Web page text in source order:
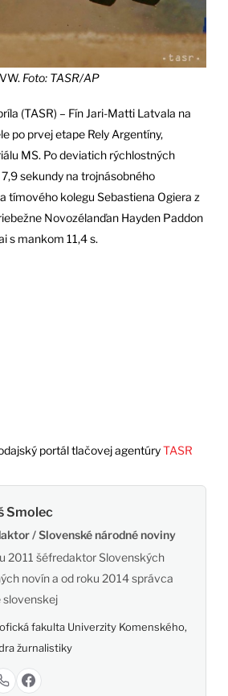
Foto: TASR/AP
(TASR) – Fín Jari-Matti Latvala na
po prvej etape Rely Argentíny,
MS. Po deviatich rýchlostných
sekundy na trojnásobného
tímového kolegu Sebastiena Ogiera z
Novozélanďan Hayden Paddon
s mankom 11,4 s.
portál tlačovej agentúryTASR
Smolec
/ Slovenské národné noviny
2011 šéfredaktor Slovenských
novín a od roku 2014 správca
slovenskej
fakulta Univerzity Komenského,
žurnalistiky